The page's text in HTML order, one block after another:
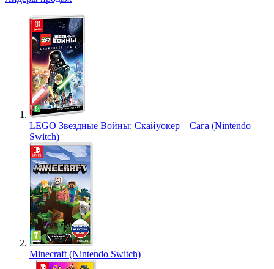
LEGO Звездные Войны: Скайуокер – Сага (Nintendo
Switch)
Minecraft (Nintendo Switch)